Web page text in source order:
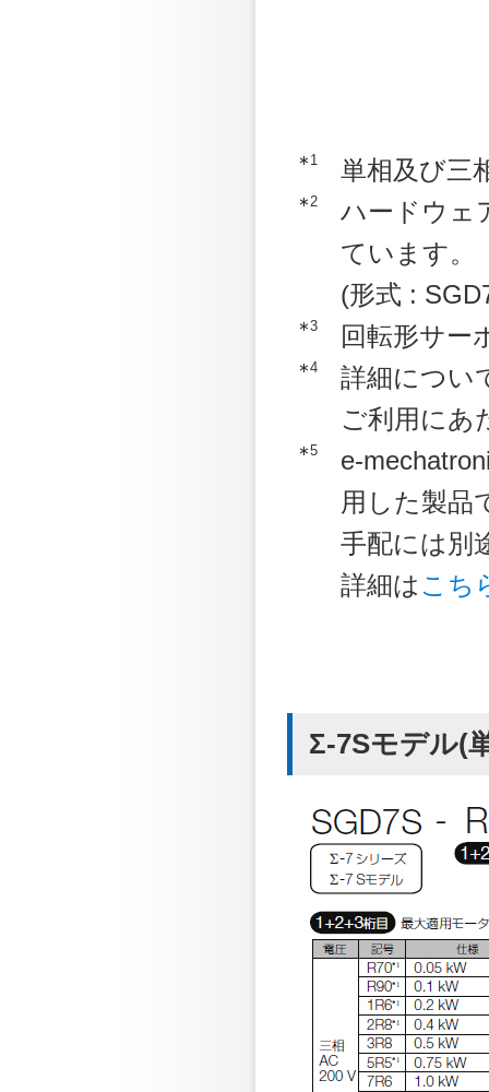
∗1 単相及び三
∗2
ハードウェ
ています。
(形式 :
∗3 回転形サー
∗4
詳細につい
ご利用にあ
∗5
e-
用した製品
手配には別
詳細はこち
Σ-7Sモデル(